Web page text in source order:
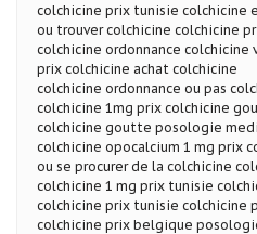
colchicine prix tunisie colchicine
ou trouver colchicine colchicine
colchicine ordonnance
prix colchicine achat colchicine
colchicine ordonnance ou pas
colchicine 1mg prix colchicine
colchicine goutte posologie
colchicine opocalcium 1 mg prix
ou se procurer de la colchicine
colchicine 1 mg prix tunisie
colchicine prix tunisie colchicine
colchicine prix belgique